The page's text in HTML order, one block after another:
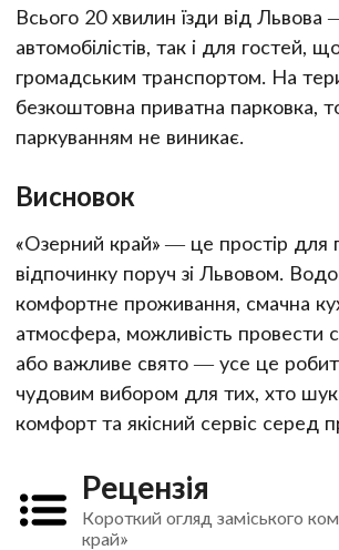
Всього 20 хвилин їзди від Львова
автомобілістів, так і для гостей,
громадським транспортом. На
безкоштовна приватна парковка,
паркуванням не виникає.
Висновок
«Озерний край» — це простір для
відпочинку поруч зі Львовом.
комфортне проживання, смачна
атмосфера, можливість провести
або важливе свято — усе це
чудовим вибором для тих, хто
комфорт та якісний сервіс серед
Рецензія
Короткий огляд заміського
край»